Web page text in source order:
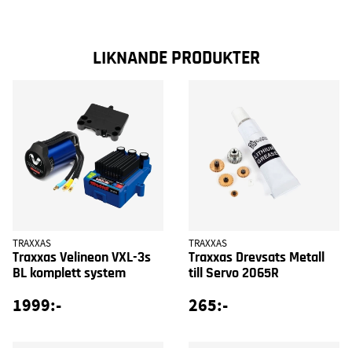
LIKNANDE PRODUKTER
TRAXXAS
Traxxas Velineon VXL-3s
BL komplett system
1999:-
TRAXXAS
Traxxas Drevsats Metall
till Servo 2065R
265:-